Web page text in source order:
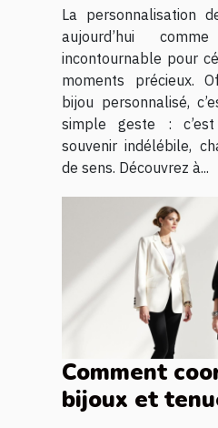
La personnalisation
aujourd’hui
incontournable pour
moments précieux.
bijou personnalisé,
simple geste :
souvenir indélébile,
de sens. Découvrez à...
Comment
bijoux et